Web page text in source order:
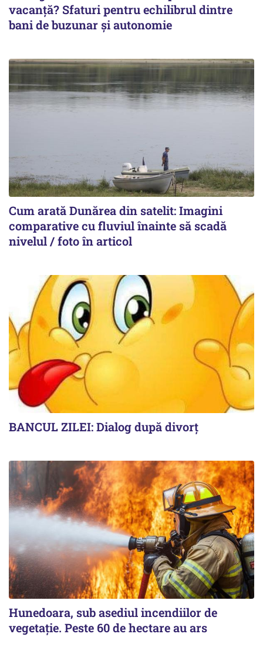
vacanță? Sfaturi pentru echilibrul dintre
bani de buzunar și autonomie
Cum arată Dunărea din satelit: Imagini
comparative cu fluviul înainte să scadă
nivelul / foto în articol
BANCUL ZILEI: Dialog după divorț
Hunedoara, sub asediul incendiilor de
vegetație. Peste 60 de hectare au ars